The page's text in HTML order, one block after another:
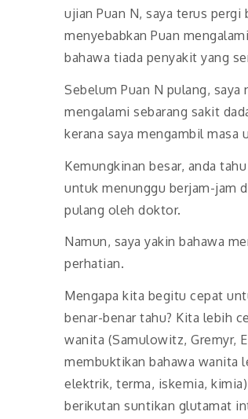
ujian Puan N, saya terus pergi
menyebabkan Puan
bahawa tiada penyakit yang
Sebelum Puan N pulang,
mengalami sebarang sakit
kerana saya mengambil masa
Kemungkinan besar, anda
untuk menunggu berjam-jam
pulang oleh doktor.
Namun, saya yakin bahawa
perhatian.
Mengapa kita begitu cepat
benar-benar tahu? Kita lebih
wanita (Samulowitz, Gremyr,
membuktikan bahawa wanita
elektrik, terma, iskemia,
berikutan suntikan glutamat